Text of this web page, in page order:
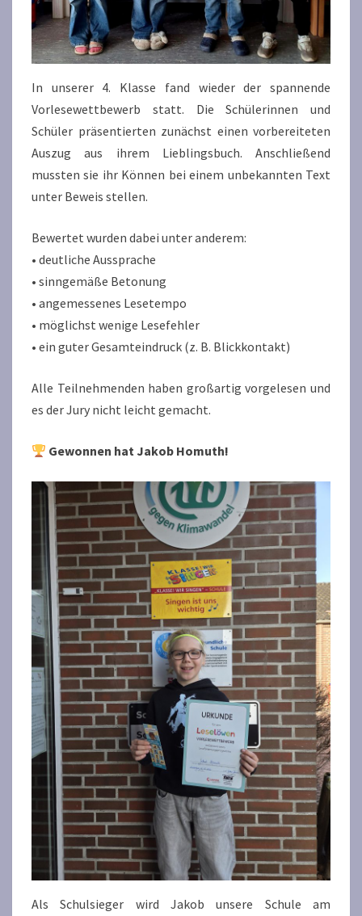
In unserer 4. Klasse fand wieder der spannende
Vorlesewettbewerb statt. Die Schülerinnen und
Schüler präsentierten zunächst einen vorbereiteten
Auszug aus ihrem Lieblingsbuch. Anschließend
mussten sie ihr Können bei einem unbekannten Text
unter Beweis stellen.
Bewertet wurden dabei unter anderem:
• deutliche Aussprache
• sinngemäße Betonung
• angemessenes Lesetempo
• möglichst wenige Lesefehler
• ein guter Gesamteindruck (z. B. Blickkontakt)
Alle Teilnehmenden haben großartig vorgelesen und
es der Jury nicht leicht gemacht.
Gewonnen hat Jakob Homuth!
Als Schulsieger wird Jakob unsere Schule am